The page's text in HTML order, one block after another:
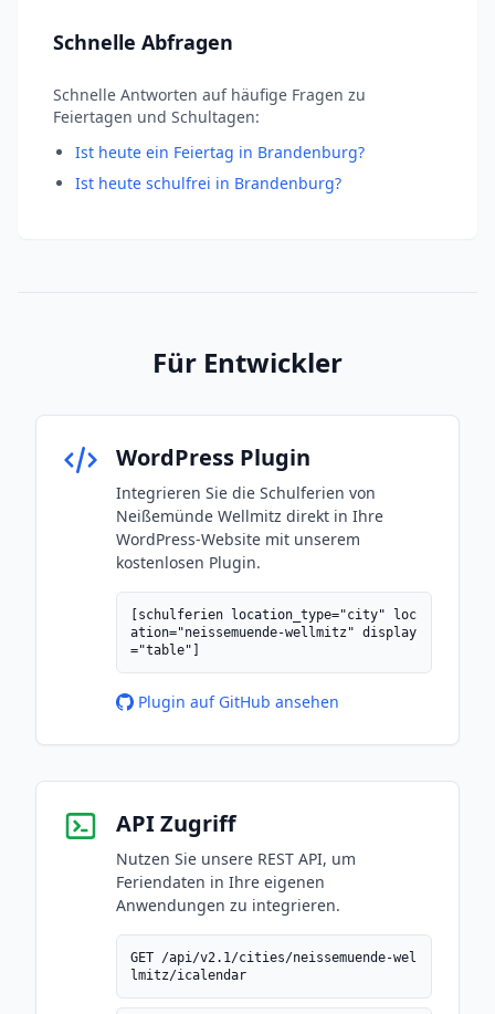
Schnelle Abfragen
Schnelle Antworten auf häufige Fragen zu
Feiertagen und Schultagen:
Ist heute ein Feiertag in Brandenburg?
Ist heute schulfrei in Brandenburg?
Für Entwickler
WordPress Plugin
Integrieren Sie die Schulferien von
Neißemünde Wellmitz direkt in Ihre
WordPress-Website mit unserem
kostenlosen Plugin.
[schulferien location_type="city" loc
ation="neissemuende-wellmitz" display
="table"]
Plugin auf GitHub ansehen
API Zugriff
Nutzen Sie unsere REST API, um
Feriendaten in Ihre eigenen
Anwendungen zu integrieren.
GET /api/v2.1/cities/neissemuende-wel
lmitz/icalendar